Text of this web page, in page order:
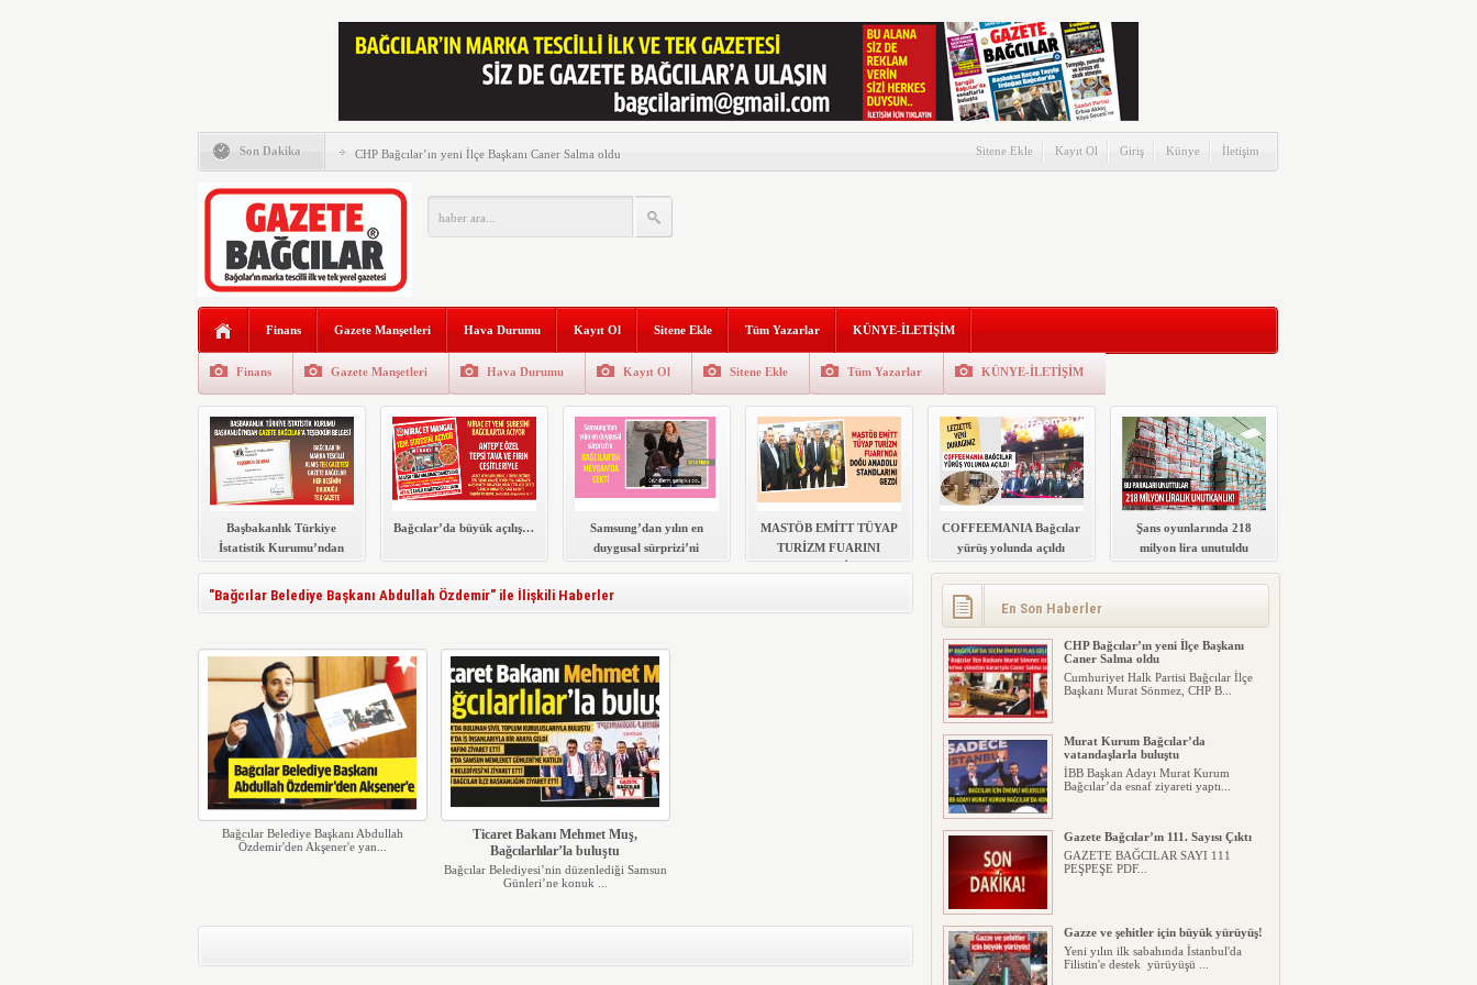
Son Dakika CHP Bağcılar’ın yeni İlçe Başkanı Caner Salma oldu
Murat Kurum Bağcılar’da vatandaşlarla buluştu
Gazete Bağcılar’ın 111. Sayısı Çıktı
Gazze ve şehitler için büyük yürüyüş!
Saadet Partisi Bağcılar’dan Millet Vekil Buluşması…
düzenlenen kermesi ziyaret etti
yılı için pişirildi
Gazete Bağcılar’ın Ekim Sayısı Çıktı
Sitene Ekle Kayıt Ol Giriş Künye İletişim
Finans Gazete Manşetleri Hava Durumu Kayıt Ol Sitene Ekle Tüm Yazarlar KÜNYE-İLETİŞİM
Finans Gazete Manşetleri Hava Durumu Kayıt Ol Sitene Ekle Tüm Yazarlar KÜNYE-İLETİŞİM
Başbakanlık Türkiye
İstatistik Kurumu’ndan
teşekkür belgesi
Bağcılar’da büyük açılış…
Samsung’dan yılın en
duygusal sürprizi’ni
MASTÖB EMİTT TÜYAP
TURİZM FUARINI
COFFEEMANIA Bağcılar
yürüş yolunda açıldı
Şans oyunlarında 218
milyon lira unutuldu
"Bağcılar Belediye Başkanı Abdullah Özdemir" ile İlişkili Haberler
Bağcılar Belediye Başkanı Abdullah
Özdemir'den Akşener'e yan...
Ticaret Bakanı Mehmet Muş,
Bağcılarlılar’la buluştu
Bağcılar Belediyesi’nin düzenlediği Samsun
Günleri’ne konuk ...
En Son Haberler
Memleket Partisi tam saha presse
başladı
Memleket Partisi Bağcılar Belediye
CHP Bağcılar’ın yeni İlçe Başkanı
Caner Salma oldu
Cumhuriyet Halk Partisi Bağcılar İlçe
Başkanı Murat Sönmez, CHP B...
Murat Kurum Bağcılar’da
vatandaşlarla buluştu
İBB Başkan Adayı Murat Kurum
Bağcılar’da esnaf ziyareti yaptı...
Gazete Bağcılar’ın 111. Sayısı Çıktı
GAZETE BAĞCILAR SAYI 111
PEŞPEŞE PDF...
Gazze ve şehitler için büyük yürüyüş!
Yeni yılın ilk sabahında İstanbul'da
Filistin'e destek yürüyüşü ...